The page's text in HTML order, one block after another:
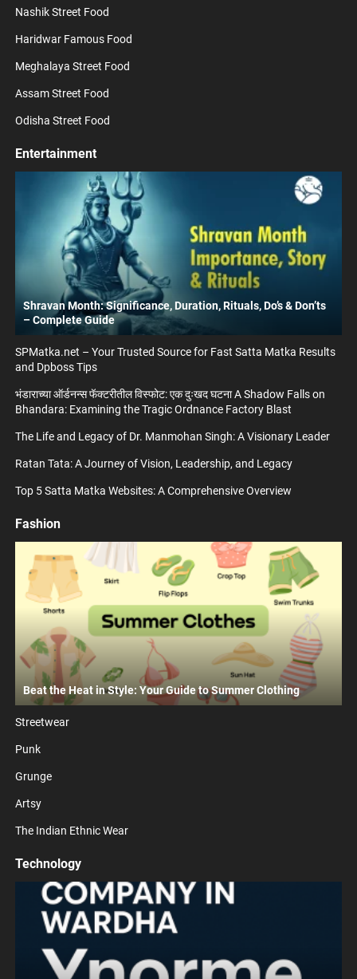
Nashik Street Food
Haridwar Famous Food
Meghalaya Street Food
Assam Street Food
Odisha Street Food
Entertainment
Shravan Month: Significance, Duration, Rituals, Do’s & Don’ts
– Complete Guide
SPMatka.net – Your Trusted Source for Fast Satta Matka Results
and Dpboss Tips
भंडाराच्या ऑर्डनन्स फॅक्टरीतील विस्फोट: एक दुःखद घटना A Shadow Falls on
Bhandara: Examining the Tragic Ordnance Factory Blast
The Life and Legacy of Dr. Manmohan Singh: A Visionary Leader
Ratan Tata: A Journey of Vision, Leadership, and Legacy
Top 5 Satta Matka Websites: A Comprehensive Overview
Fashion
Beat the Heat in Style: Your Guide to Summer Clothing
Streetwear
Punk
Grunge
Artsy
The Indian Ethnic Wear
Technology